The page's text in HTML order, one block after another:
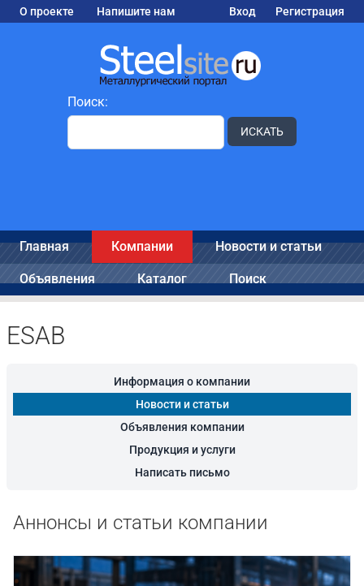
О проекте Напишите нам Вход Регистрация
Поиск:
ИСКАТЬ
Главная Компании Новости и статьи
Объявления Каталог Поиск
ESAB
Информация о компании
Новости и статьи
Объявления компании
Продукция и услуги
Написать письмо
Аннонсы и статьи компании